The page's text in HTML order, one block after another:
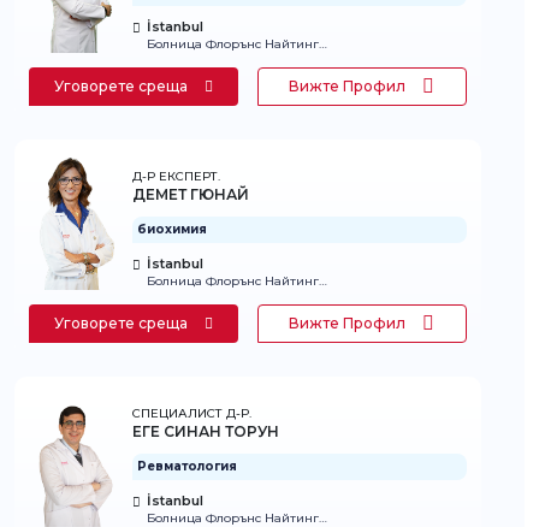
İstanbul
Болница Флорънс Найтингейл
Уговорете среща Вижте Профил
Д-Р ЕКСПЕРТ.
ДЕМЕТ ГЮНАЙ
биохимия
İstanbul
Болница Флорънс Найтингейл
Уговорете среща Вижте Профил
СПЕЦИАЛИСТ Д-Р.
ЕГЕ СИНАН ТОРУН
Ревматология
İstanbul
Болница Флорънс Найтингейл